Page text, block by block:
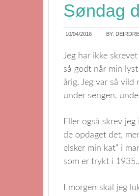
Søndag
10/04/2016 BY:
Jeg har ikke
så godt når min
årig. Jeg var så
under sengen,
Eller også skrev
de opdaget det,
elsker min kat” i
som er trykt i
I morgen skal jeg